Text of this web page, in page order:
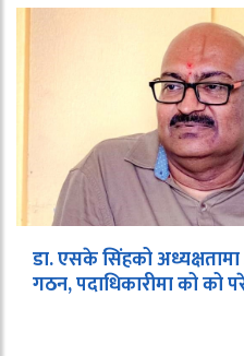
डा. एसके सिंहको
गठन, पदाधिकारीमा को को